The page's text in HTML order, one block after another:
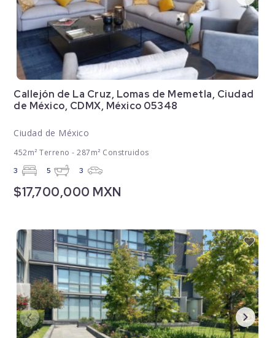
Callejón de La Cruz, Lomas de Memetla, Ciudad
de México, CDMX, México 05348
Ciudad de México
452m² Terreno - 287m² Construidos
3 5 3
$17,700,000 MXN